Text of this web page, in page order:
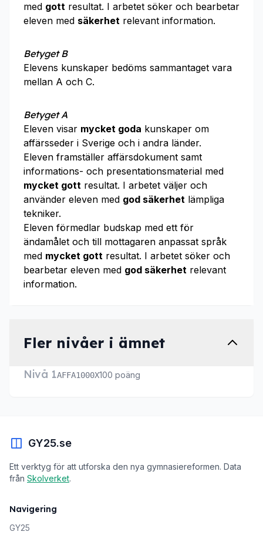
med gott resultat. I arbetet söker och bearbetar
eleven med säkerhet relevant information.
Betyget B
Elevens kunskaper bedöms sammantaget vara
mellan A och C.
Betyget A
Eleven visar mycket goda kunskaper om
affärsseder i Sverige och i andra länder.
Eleven framställer affärsdokument samt
informations- och presentationsmaterial med
mycket gott resultat. I arbetet väljer och
använder eleven med god säkerhet lämpliga
tekniker.
Eleven förmedlar budskap med ett för
ändamålet och till mottagaren anpassat språk
med mycket gott resultat. I arbetet söker och
bearbetar eleven med god säkerhet relevant
information.
Fler nivåer i ämnet
Nivå 1AFFA1000X100 poäng
GY25.se
Ett verktyg för att utforska den nya gymnasiereformen. Data
från Skolverket.
Navigering
GY25